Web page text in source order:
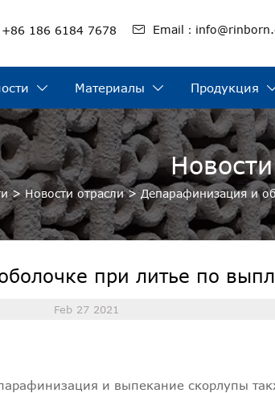
+86 186 6184 7678  Email：
 Материалы  Продукция
Новости
>Новости отрасли>Депарафинизация и
при литье по
Feb 27 2021
и выпекание скорлупы